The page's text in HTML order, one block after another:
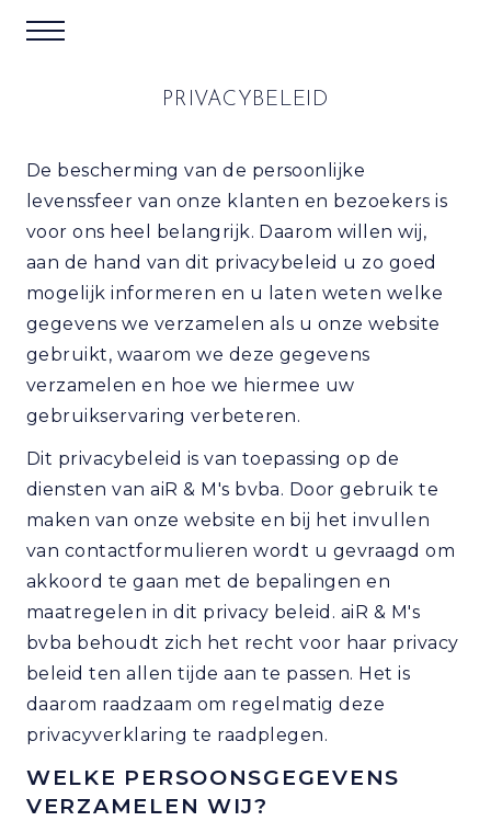
PRIVACYBELEID
De bescherming van de persoonlijke
levenssfeer van onze klanten en bezoekers is
voor ons heel belangrijk. Daarom willen wij,
aan de hand van dit privacybeleid u zo goed
mogelijk informeren en u laten weten welke
gegevens we verzamelen als u onze website
gebruikt, waarom we deze gegevens
verzamelen en hoe we hiermee uw
gebruikservaring verbeteren.
Dit privacybeleid is van toepassing op de
diensten van aiR & M's bvba. Door gebruik te
maken van onze website en bij het invullen
van contactformulieren wordt u gevraagd om
akkoord te gaan met de bepalingen en
maatregelen in dit privacy beleid. aiR & M's
bvba behoudt zich het recht voor haar privacy
beleid ten allen tijde aan te passen. Het is
daarom raadzaam om regelmatig deze
privacyverklaring te raadplegen.
WELKE PERSOONSGEGEVENS
VERZAMELEN WIJ?